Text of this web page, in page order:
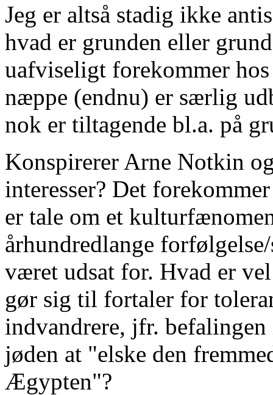
Jeg er altså stadig ikke
hvad er grunden eller
uafviseligt forekommer
næppe (endnu) er særlig
nok er tiltagende bl.a. på
Konspirerer Arne Notkin
interesser? Det
er tale om et
århundredlange
været udsat for. Hvad er
gør sig til fortaler for
indvandrere, jfr.
jøden at "elske den
Ægypten"?